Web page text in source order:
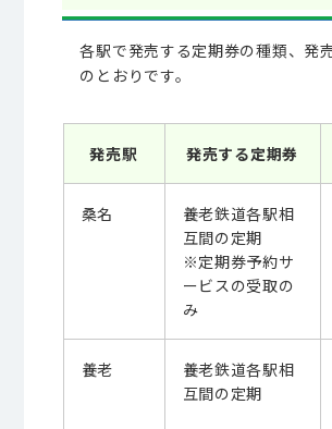
各駅で発売する定期券の種類、発
のとおりです。
発売駅 発売する定期券
桑名
養老鉄道各駅相
互間の定期
※定期券予約サ
ービスの受取の
み
養老
養老鉄道各駅相
互間の定期